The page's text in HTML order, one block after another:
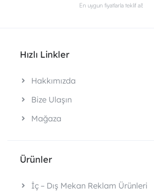
En uygun fiyatlarla teklif al!
Hızlı Linkler
Hakkımızda
Bize Ulaşın
Mağaza
Ürünler
İç – Dış Mekan Reklam Ürünleri